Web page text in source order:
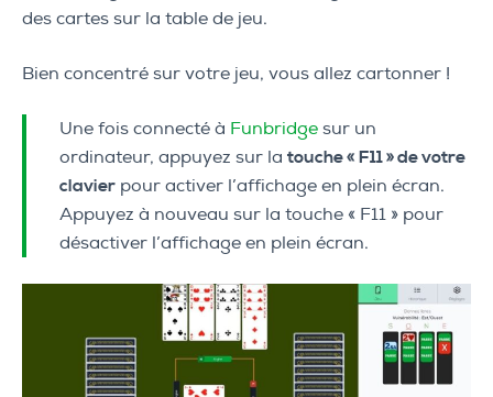
des cartes sur la table de jeu.
Bien concentré sur votre jeu, vous allez cartonner !
Une fois connecté à Funbridge sur un
ordinateur, appuyez sur la touche « F11 » de votre
clavier pour activer l’affichage en plein écran.
Appuyez à nouveau sur la touche « F11 » pour
désactiver l’affichage en plein écran.